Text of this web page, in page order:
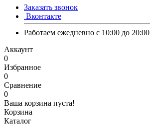
Заказать звонок
Вконтакте
Работаем ежедневно с 10:00 до 20:00
Аккаунт
0
Избранное
0
Сравнение
0
Ваша корзина пуста!
Корзина
Каталог